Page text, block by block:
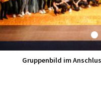
Gruppenbild im